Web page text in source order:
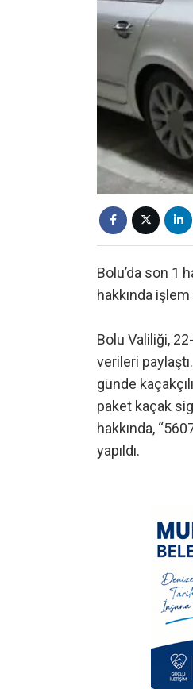
Bolu’da son 1
hakkında işlem
Bolu Valiliği,
verileri
günde
paket kaçak
hakkında,
yapıldı.